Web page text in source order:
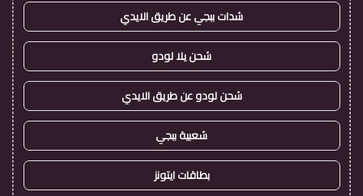
شدات ببجي عن طريق الايدي
شحن يلا لودو
شحن لودو عن طريق الايدي
شعبية ببجي
بطاقات ايتونز